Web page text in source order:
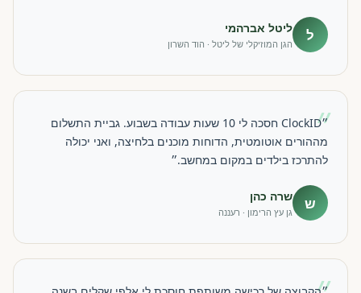
ל ליטל אברהמי
הגן המוזיקלי של ליטל · הוד השרון
״
״ClockID חסכה לי 10 שעות עבודה בשבוע. גביית התשלום
מההורים אוטומטית, הדוחות מוכנים בלחיצה, ואני יכולה
להתרכז בילדים במקום במחשב.״
ש שרה כהן
גן עץ הרימון · רעננה